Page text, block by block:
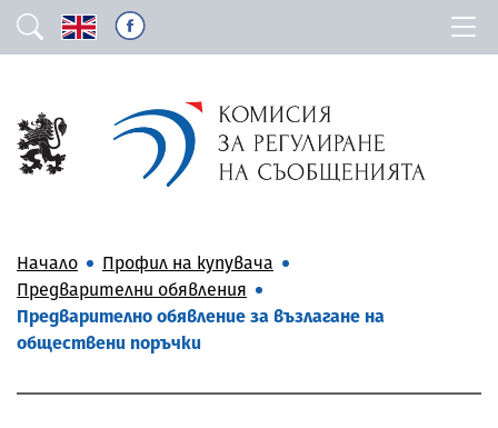
Начало
Профил на купувача
Предварителни обявления
Предварително обявление за възлагане на
обществени поръчки